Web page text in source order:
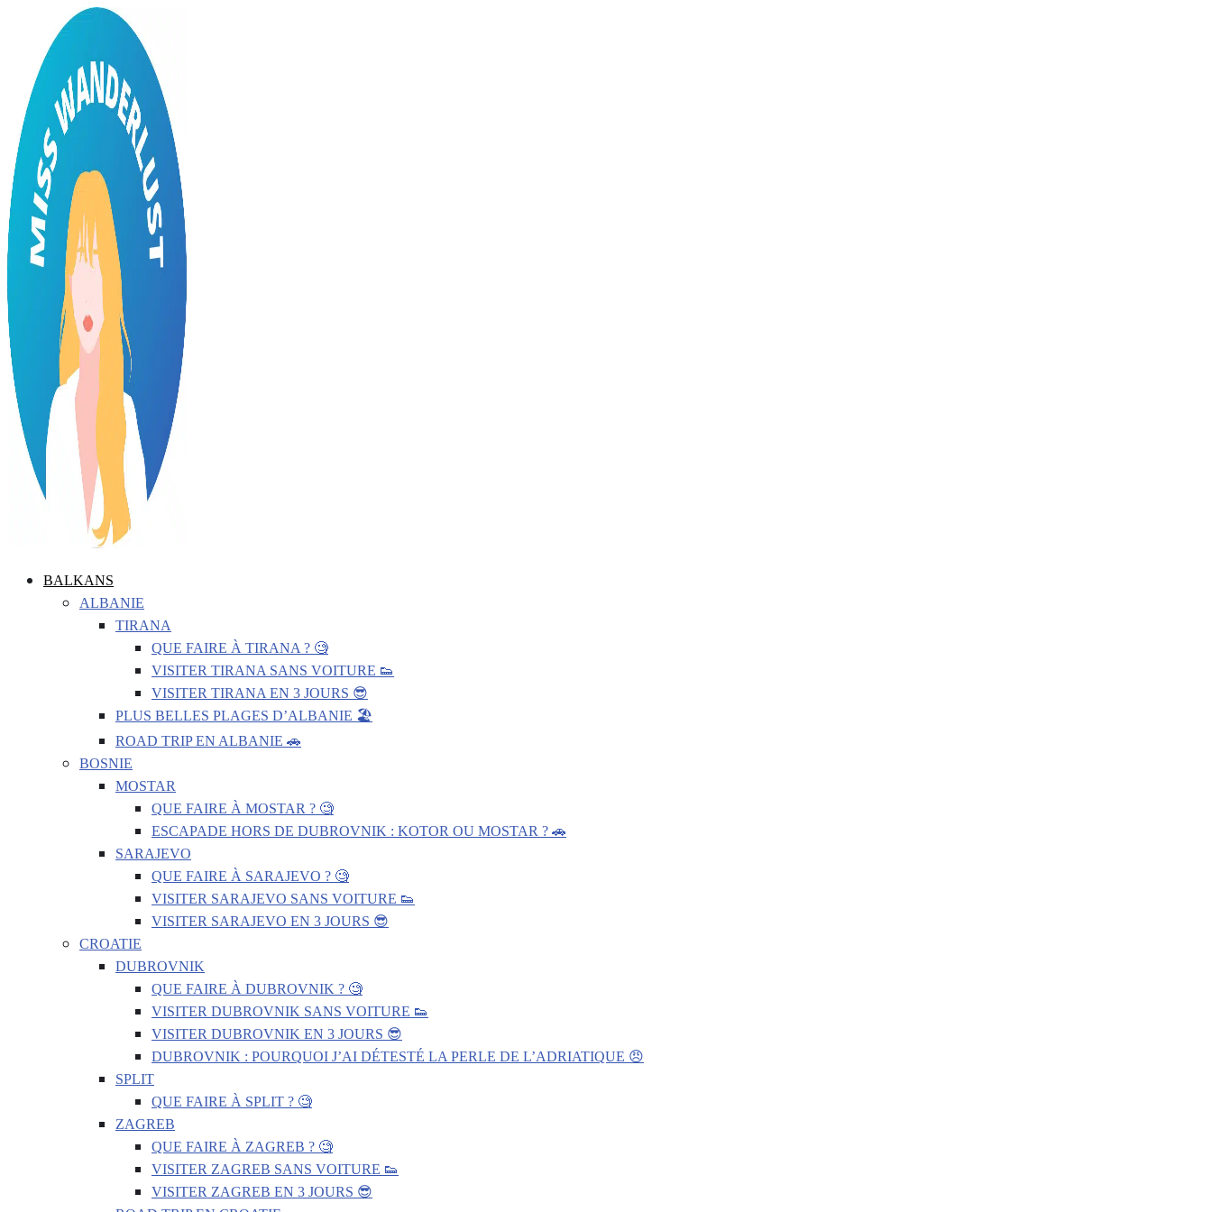
BALKANS
ALBANIE
TIRANA
QUE FAIRE À TIRANA ? 🧐
VISITER TIRANA SANS VOITURE 👟
VISITER TIRANA EN 3 JOURS 😎
PLUS BELLES PLAGES D’ALBANIE 🏖️
ROAD TRIP EN ALBANIE 🚗
BOSNIE
MOSTAR
QUE FAIRE À MOSTAR ? 🧐
ESCAPADE HORS DE DUBROVNIK : KOTOR OU MOSTAR ? 🚗
SARAJEVO
QUE FAIRE À SARAJEVO ? 🧐
VISITER SARAJEVO SANS VOITURE 👟
VISITER SARAJEVO EN 3 JOURS 😎
CROATIE
DUBROVNIK
QUE FAIRE À DUBROVNIK ? 🧐
VISITER DUBROVNIK SANS VOITURE 👟
VISITER DUBROVNIK EN 3 JOURS 😎
DUBROVNIK : POURQUOI J’AI DÉTESTÉ LA PERLE DE L’ADRIATIQUE 😠
SPLIT
QUE FAIRE À SPLIT ? 🧐
ZAGREB
QUE FAIRE À ZAGREB ? 🧐
VISITER ZAGREB SANS VOITURE 👟
VISITER ZAGREB EN 3 JOURS 😎